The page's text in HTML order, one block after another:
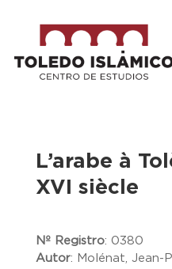
L’arabe à
XVI siècle
Nº Registro: 0380
Autor: Molénat, Jean-